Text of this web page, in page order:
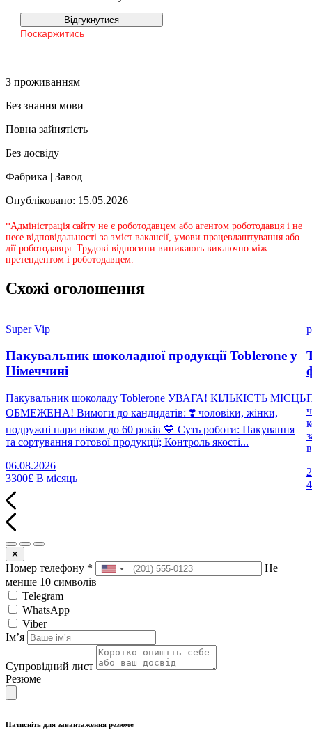
Відгукнутися
Поскаржитись
З проживанням
Без знання мови
Повна зайнятість
Без досвіду
Фабрика | Завод
Опубліковано: 15.05.2026
*Адміністрація сайту не є роботодавцем або агентом роботодавця і не
несе відповідальності за зміст вакансії, умови працевлаштування або
дії роботодавця. Трудові відносини виникають виключно між
претендентом і роботодавцем.
Схожі оголошення
Super Vip
Пакувальник шоколадної продукції Toblerone у
Німеччині
Пакувальник шоколаду Toblerone УВАГА! КІЛЬКІСТЬ МІСЦЬ
ОБМЕЖЕНА! Вимоги до кандидатів: ❣️ чоловіки, жінки,
подружні пари віком до 60 років 💙 Суть роботи: Пакування
та сортування готової продукції; Контроль якості...
06.08.2026
3300£ В місяць
✕
Номер телефону *
Не
менше 10 символів
Telegram
WhatsApp
Viber
Імʼя
Супровідний лист
Резюме
Натисніть для завантаження резюме